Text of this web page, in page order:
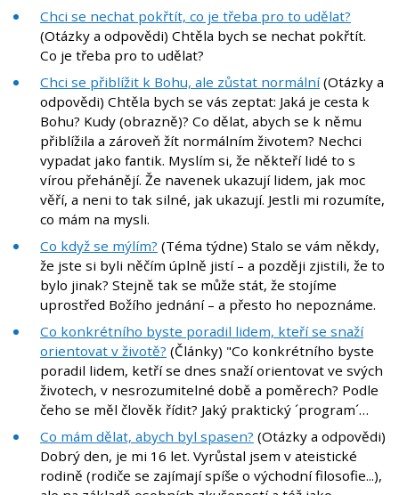
Chci se nechat pokřtít, co je třeba pro to udělat?
(Otázky a odpovědi) Chtěla bych se nechat pokřtít.
Co je třeba pro to udělat?
Chci se přiblížit k Bohu, ale zůstat normální(Otázky a
odpovědi) Chtěla bych se vás zeptat: Jaká je cesta k
Bohu? Kudy (obrazně)? Co dělat, abych se k němu
přiblížila a zároveň žít normálním životem? Nechci
vypadat jako fantik. Myslím si, že někteří lidé to s
vírou přehánějí. Že navenek ukazují lidem, jak moc
věří, a neni to tak silné, jak ukazují. Jestli mi rozumíte,
co mám na mysli.
Co když se mýlím? (Téma týdne) Stalo se vám někdy,
že jste si byli něčím úplně jistí – a později zjistili, že to
bylo jinak? Stejně tak se může stát, že stojíme
uprostřed Božího jednání – a přesto ho nepoznáme.
Co konkrétního byste poradil lidem, kteří se snaží
orientovat v životě? (Články) "Co konkrétního byste
poradil lidem, ketří se dnes snaží orientovat ve svých
životech, v nesrozumitelné době a poměrech? Podle
čeho se měl člověk řídit? Jaký praktický ´program´…
Co mám dělat, abych byl spasen? (Otázky a odpovědi)
Dobrý den, je mi 16 let. Vyrůstal jsem v ateistické
rodině (rodiče se zajímají spíše o východní filosofie...),